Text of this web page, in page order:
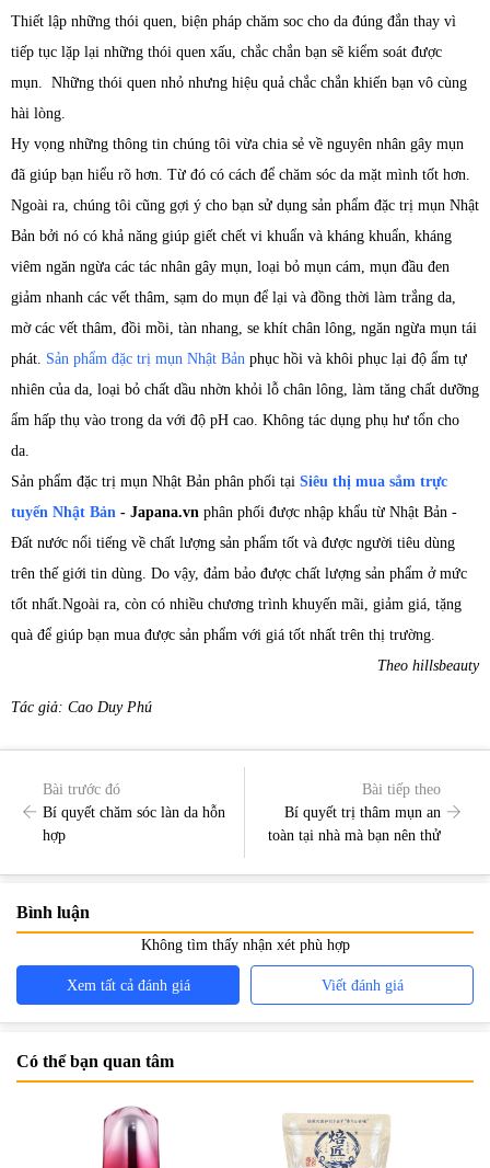
Thiết lập những thói quen, biện pháp chăm soc cho da đúng đắn thay vì
tiếp tục lặp lại những thói quen xấu, chắc chắn bạn sẽ kiểm soát được
mụn. Những thói quen nhỏ nhưng hiệu quả chắc chắn khiến bạn vô cùng
hài lòng.
Hy vọng những thông tin chúng tôi vừa chia sẻ về nguyên nhân gây mụn
đã giúp bạn hiểu rõ hơn. Từ đó có cách để chăm sóc da mặt mình tốt hơn.
Ngoài ra, chúng tôi cũng gợi ý cho bạn sử dụng sản phẩm đặc trị mụn Nhật
Bản bởi nó có khả năng giúp giết chết vi khuẩn và kháng khuẩn, kháng
viêm ngăn ngừa các tác nhân gây mụn, loại bỏ mụn cám, mụn đầu đen
giảm nhanh các vết thâm, sạm do mụn để lại và đồng thời làm trắng da,
mờ các vết thâm, đồi mồi, tàn nhang, se khít chân lông, ngăn ngừa mụn tái
phát. Sản phẩm đặc trị mụn Nhật Bản phục hồi và khôi phục lại độ ẩm tự
nhiên của da, loại bỏ chất dầu nhờn khỏi lỗ chân lông, làm tăng chất dưỡng
ẩm hấp thụ vào trong da với độ pH cao. Không tác dụng phụ hư tổn cho
da.
Sản phẩm đặc trị mụn Nhật Bản phân phối tại Siêu thị mua sắm trực
tuyến Nhật Bản - Japana.vn phân phối được nhập khẩu từ Nhật Bản -
Đất nước nổi tiếng về chất lượng sản phẩm tốt và được người tiêu dùng
trên thế giới tin dùng. Do vậy, đảm bảo được chất lượng sản phẩm ở mức
tốt nhất.Ngoài ra, còn có nhiều chương trình khuyến mãi, giảm giá, tặng
quà để giúp bạn mua được sản phẩm với giá tốt nhất trên thị trường.
Theo hillsbeauty
Tác giả: Cao Duy Phú
Bài trước đó
Bí quyết chăm sóc làn da hỗn
hợp
Bài tiếp theo
Bí quyết trị thâm mụn an
toàn tại nhà mà bạn nên thử
Bình luận
Không tìm thấy nhận xét phù hợp
Xem tất cả đánh giá Viết đánh giá
Có thể bạn quan tâm